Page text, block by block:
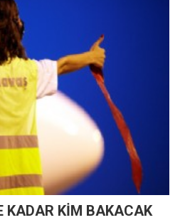
KADAR KİM BAKACAK